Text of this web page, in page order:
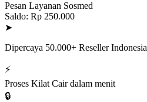
Pesan Layanan Sosmed
Saldo: Rp 250.000
➤
Dipercaya 50.000+ Reseller Indonesia
⚡
Proses Kilat Cair dalam menit
🔒